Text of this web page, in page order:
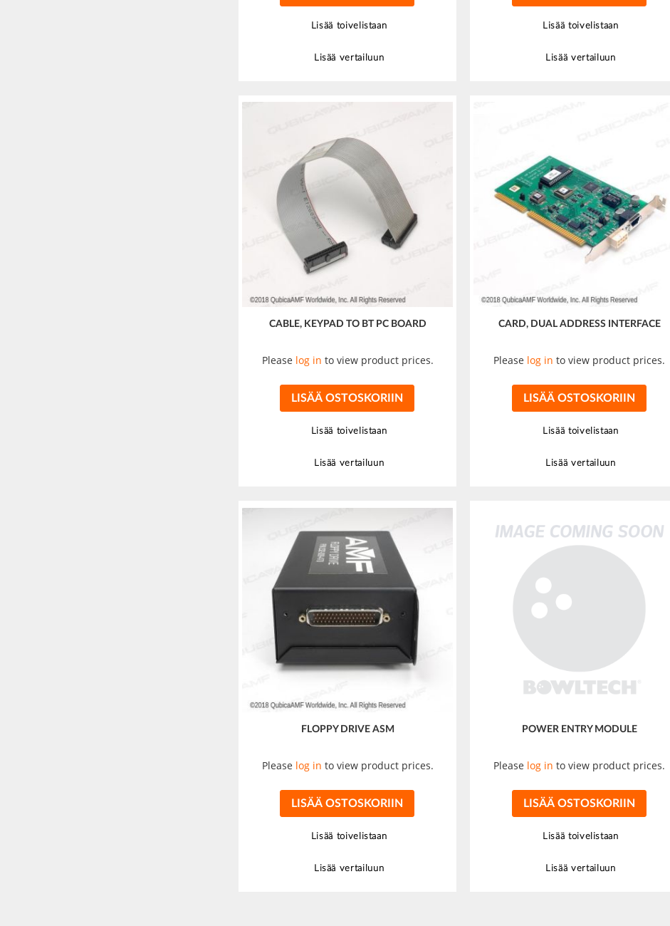
Lisää toivelistaan
Lisää vertailuun
Lisää toivelistaan
Lisää vertailuun
CABLE, KEYPAD TO BT PC BOARD
Please log in to view product prices.
LISÄÄ OSTOSKORIIN
Lisää toivelistaan
Lisää vertailuun
CARD, DUAL ADDRESS INTERFACE
Please log in to view product prices.
LISÄÄ OSTOSKORIIN
Lisää toivelistaan
Lisää vertailuun
FLOPPY DRIVE ASM
Please log in to view product prices.
LISÄÄ OSTOSKORIIN
Lisää toivelistaan
Lisää vertailuun
POWER ENTRY MODULE
Please log in to view product prices.
LISÄÄ OSTOSKORIIN
Lisää toivelistaan
Lisää vertailuun